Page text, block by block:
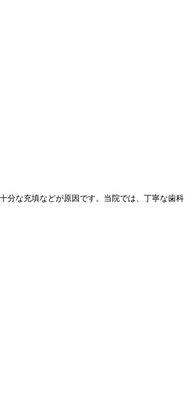
分な充填などが原因です。当院では、丁寧な歯科